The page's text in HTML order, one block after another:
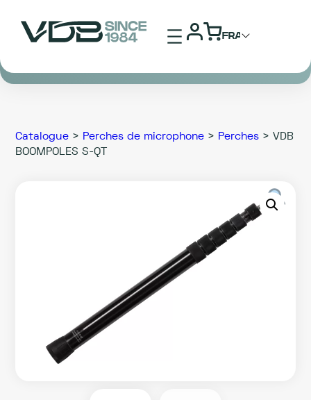
contenu
Catalogue > Perches de microphone > Perches > VDB
BOOMPOLES S-QT